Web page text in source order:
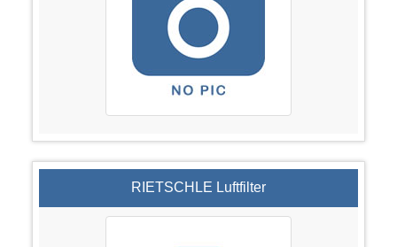
RIETSCHLE Luftfilter